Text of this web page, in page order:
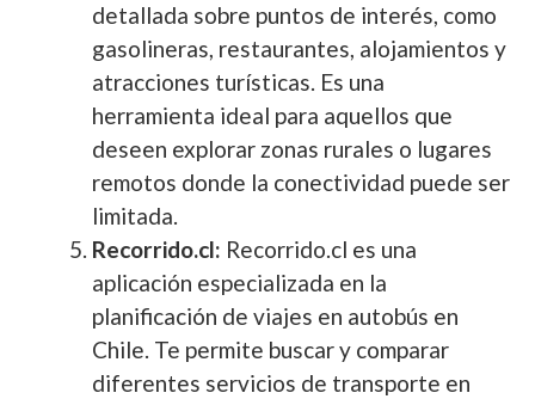
detallada sobre puntos de interés, como
gasolineras, restaurantes, alojamientos y
atracciones turísticas. Es una
herramienta ideal para aquellos que
deseen explorar zonas rurales o lugares
remotos donde la conectividad puede ser
limitada.
Recorrido.cl: Recorrido.cl es una
aplicación especializada en la
planificación de viajes en autobús en
Chile. Te permite buscar y comparar
diferentes servicios de transporte en